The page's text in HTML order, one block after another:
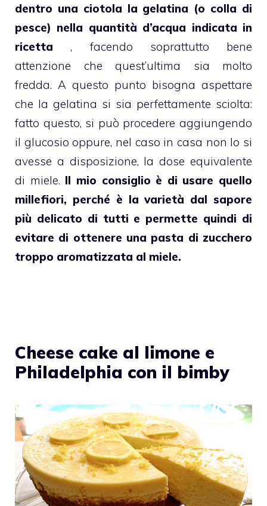
dentro una ciotola la gelatina (o colla di
pesce) nella quantità d’acqua indicata in
ricetta , facendo soprattutto bene
attenzione che quest’ultima sia molto
fredda. A questo punto bisogna aspettare
che la gelatina si sia perfettamente sciolta:
fatto questo, si può procedere aggiungendo
il glucosio oppure, nel caso in casa non lo si
avesse a disposizione, la dose equivalente
di miele. Il mio consiglio è di usare quello
millefiori, perché è la varietà dal sapore
più delicato di tutti e permette quindi di
evitare di ottenere una pasta di zucchero
troppo aromatizzata al miele.
Cheese cake al limone e
Philadelphia con il bimby